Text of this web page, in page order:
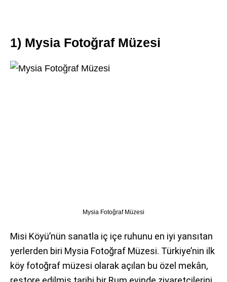
1) Mysia Fotoğraf Müzesi
Mysia Fotoğraf Müzesi
Misi Köyü’nün sanatla iç içe ruhunu en iyi yansıtan
yerlerden biri Mysia Fotoğraf Müzesi. Türkiye’nin ilk
köy fotoğraf müzesi olarak açılan bu özel mekân,